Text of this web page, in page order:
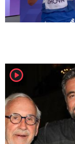
player2